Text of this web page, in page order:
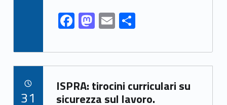
F
ac
e
b
o
M
as
to
d
o
E
m
ai
l
S
ar
e
Link identifier archive #link-archive-65065
ISPRA: tirocini curriculari su
sicurezza sul lavoro.
31